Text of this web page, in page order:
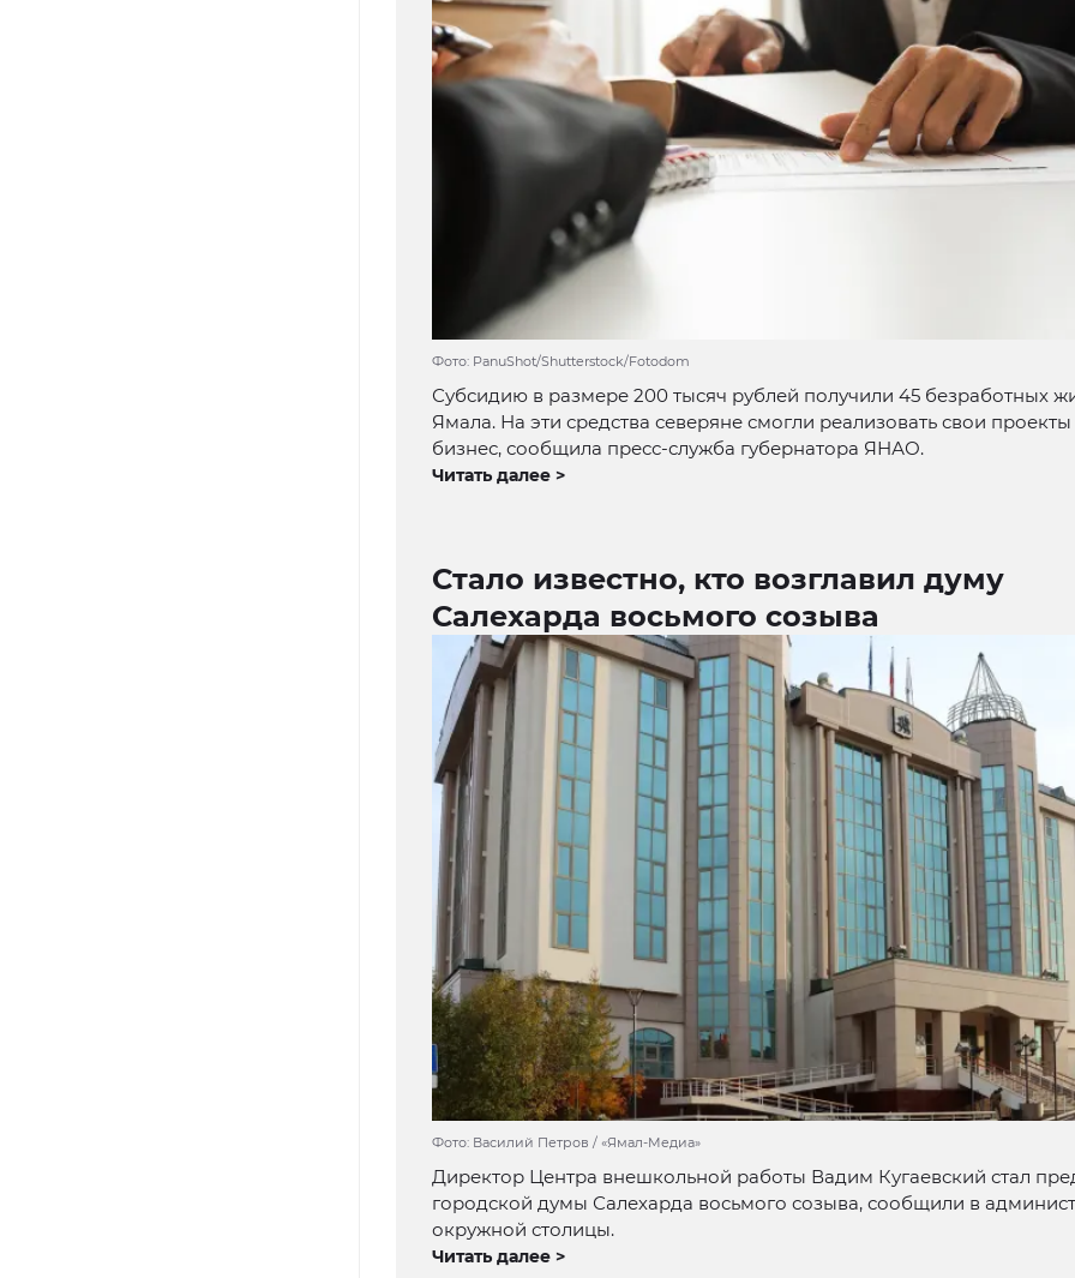
Фото: PanuShot/Shutterstock/Fotodom
Субсидию в размере 200 тысяч рублей получили 45 безработных
Ямала. На эти средства северяне смогли реализовать свои
бизнес, сообщила пресс-служба губернатора ЯНАО.
Читать далее >
Стало известно, кто возглавил думу
Салехарда восьмого созыва
Фото: Василий Петров / «Ямал-Медиа»
Директор Центра внешкольной работы Вадим Кугаевский стал
городской думы Салехарда восьмого созыва, сообщили в
окружной столицы.
Читать далее >